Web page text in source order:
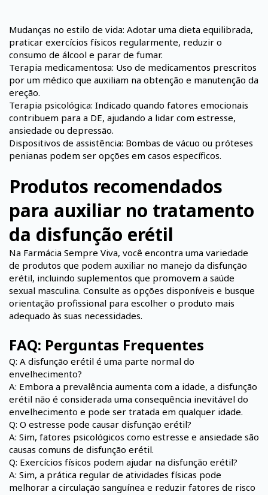
Mudanças no estilo de vida: Adotar uma dieta equilibrada,
praticar exercícios físicos regularmente, reduzir o
consumo de álcool e parar de fumar. ​
Terapia medicamentosa: Uso de medicamentos prescritos
por um médico que auxiliam na obtenção e manutenção da
ereção. ​
Terapia psicológica: Indicado quando fatores emocionais
contribuem para a DE, ajudando a lidar com estresse,
ansiedade ou depressão.
Dispositivos de assistência: Bombas de vácuo ou próteses
penianas podem ser opções em casos específicos.
Produtos recomendados
para auxiliar no tratamento
da disfunção erétil
Na Farmácia Sempre Viva, você encontra uma variedade
de produtos que podem auxiliar no manejo da disfunção
erétil, incluindo suplementos que promovem a saúde
sexual masculina. Consulte as opções disponíveis e busque
orientação profissional para escolher o produto mais
adequado às suas necessidades.
FAQ: Perguntas Frequentes
Q: A disfunção erétil é uma parte normal do
envelhecimento?
A: Embora a prevalência aumenta com a idade, a disfunção
erétil não é considerada uma consequência inevitável do
envelhecimento e pode ser tratada em qualquer idade. ​
Q: O estresse pode causar disfunção erétil?
A: Sim, fatores psicológicos como estresse e ansiedade são
causas comuns de disfunção erétil. ​
Q: Exercícios físicos podem ajudar na disfunção erétil?
A: Sim, a prática regular de atividades físicas pode
melhorar a circulação sanguínea e reduzir fatores de risco